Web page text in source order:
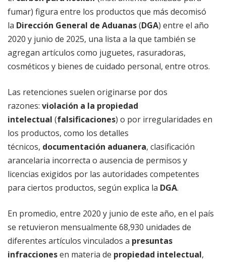
fumar) figura entre los productos que más decomisó
la Dirección General de Aduanas(DGA) entre el año
2020 y junio de 2025, una lista a la que también se
agregan artículos como juguetes, rasuradoras,
cosméticos y bienes de cuidado personal, entre otros.
Las retenciones suelen originarse por dos
razones: violación a la propiedad
intelectual (falsificaciones) o por irregularidades en
los productos, como los detalles
técnicos, documentación aduanera, clasificación
arancelaria incorrecta o ausencia de permisos y
licencias exigidos por las autoridades competentes
para ciertos productos, según explica la DGA.
En promedio, entre 2020 y junio de este año, en el país
se retuvieron mensualmente 68,930 unidades de
diferentes artículos vinculados a presuntas
infraccionesen materia de propiedad intelectual,